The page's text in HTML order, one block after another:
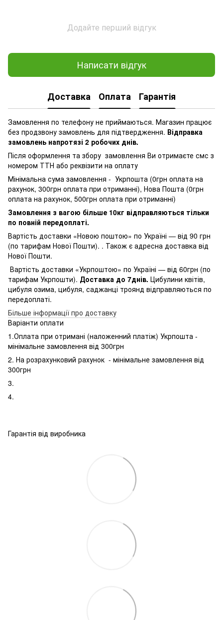
Додайте перший відгук
Написати відгук
Доставка Оплата Гарантія
Замовлення по телефону не приймаються. Магазин працює
без продзвону замовлень для підтвердження. Відправка
замовлень напротязі 2 робочих днів.
Після оформлення та збору замовлення Ви отримаєте смс з
номером ТТН або реквізити на оплату
Мінімальна сума замовлення - Укрпошта (0грн оплата на
рахунок, 300грн оплата при отриманні), Нова Пошта (0грн
оплата на рахунок, 500грн оплата при отриманні)
Замовлення з вагою більше 10кг відправляються тільки
по повній передоплаті.
Вартість доставки «Новою поштою» по Україні — від 90 грн
(по тарифам Нової Пошти). . Також є адресна доставка від
Нової Пошти.
Вартість доставки «Укрпоштою» по Україні — від 60грн (по
тарифам Укрпошти). Доставка до 7днів. Цибулини квітів,
цибуля озима, цибуля, саджанці троянд відправляються по
передоплаті.
Більше інформації про доставку
Варіанти оплати
1.Оплата при отримані (наложенний платіж) Укрпошта -
мінімальне замовлення від 300грн
2. На розрахунковий рахунок - мінімальне замовлення від
300грн
3.
4.
Гарантія від виробника